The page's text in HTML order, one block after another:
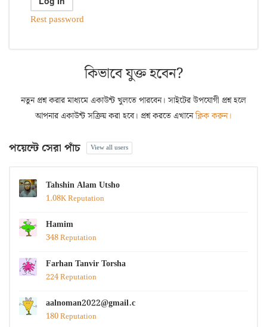
Rest password
কিভাবে যুক্ত হবেন?
নতুন প্রশ্ন করার মাধ্যমে একাউন্ট খুলতে পারবেন। সাইটের উপযোগী প্রশ্ন হলে
আপনার একাউন্ট সক্রিয় করা হবে। প্রশ্ন করতে এখানেক্লিক করুন।
পয়েন্টে সেরা পাঁচ View all users
Tahshin Alam Utsho
1.08K Reputation
Hamim
348 Reputation
Farhan Tanvir Torsha
224 Reputation
aalnoman2022@gmail.com
180 Reputation